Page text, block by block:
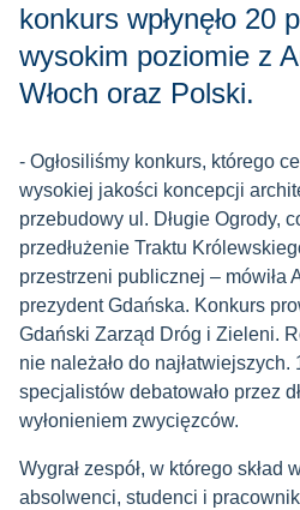
konkurs wpłynęło 20
wysokim poziomie z
Włoch oraz Polski.
- Ogłosiliśmy konkurs, którego
wysokiej jakości koncepcji
przebudowy ul. Długie Ogrody,
przedłużenie Traktu
przestrzeni publicznej – mówiła
prezydent Gdańska. Konkurs
Gdański Zarząd Dróg i Zieleni.
nie należało do
specjalistów debatowało przez
wyłonieniem zwycięzców.
Wygrał zespół, w którego skład
absolwenci, studenci i